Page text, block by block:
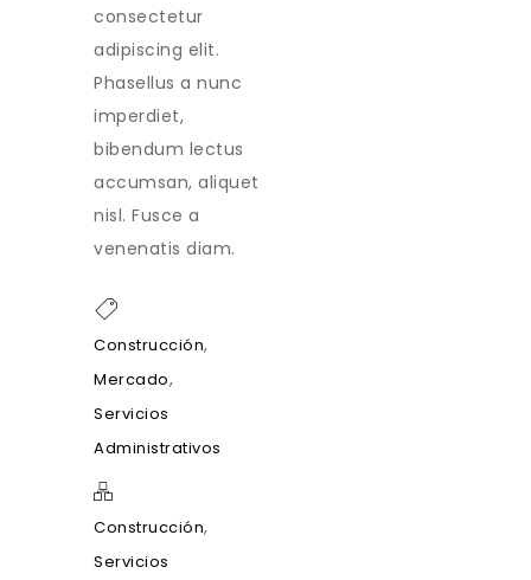
consectetur
adipiscing elit.
Phasellus a nunc
imperdiet,
bibendum lectus
accumsan, aliquet
nisl. Fusce a
venenatis diam.
Construcción,
Mercado,
Servicios
Administrativos
Construcción,
Servicios